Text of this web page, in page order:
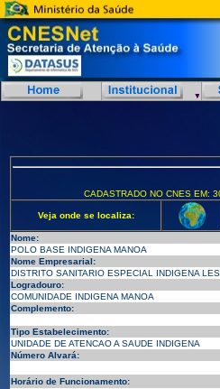
CADASTRADO NO CNES EM:
Veja onde se localiza:
Nome:
POLO BASE INDIGENA MANOA
Nome Empresarial:
DISTRITO SANITARIO ESPECIAL INDIGENA
Logradouro:
COMUNIDADE INDIGENA MANOA
Complemento:
Tipo Estabelecimento:
UNIDADE DE ATENCAO A SAUDE INDIGENA
Número Alvará:
Horário de Funcionamento: